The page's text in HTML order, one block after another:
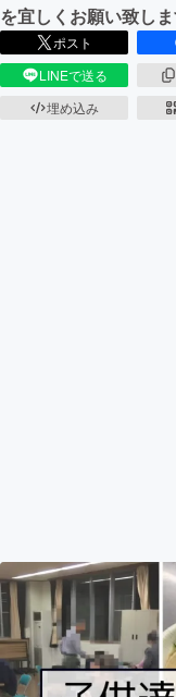
を宜しくお願い致しま
ポスト
LINEで送る
埋め込み